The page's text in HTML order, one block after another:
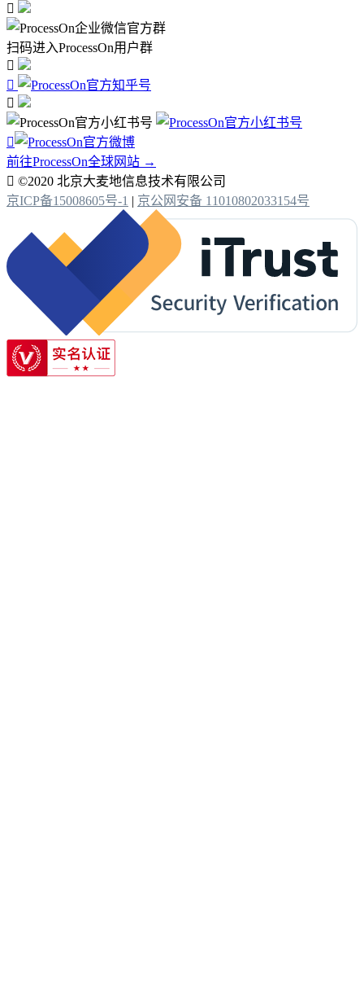

扫码进入ProcessOn用户群




前往ProcessOn全球网站 →
 ©2020 北京大麦地信息技术有限公司
京ICP备15008605号-1 | 京公网安备 11010802033154号